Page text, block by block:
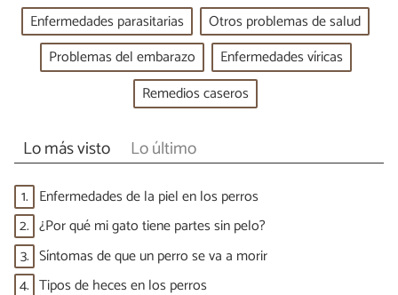
Enfermedades parasitarias
Otros problemas de salud
Problemas del embarazo
Enfermedades víricas
Remedios caseros
Lo más visto Lo último
1. Enfermedades de la piel en los perros
2. ¿Por qué mi gato tiene partes sin pelo?
3. Síntomas de que un perro se va a morir
4. Tipos de heces en los perros